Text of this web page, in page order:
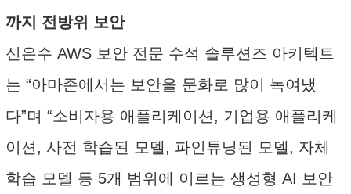
까지 전방위 보안
신은수 AWS 보안 전문 수석 솔루션즈 아키텍트
는 “아마존에서는 보안을 문화로 많이 녹여냈
다”며 “소비자용 애플리케이션, 기업용 애플리케
이션, 사전 학습된 모델, 파인튜닝된 모델, 자체
학습 모델 등 5개 범위에 이르는 생성형 AI 보안